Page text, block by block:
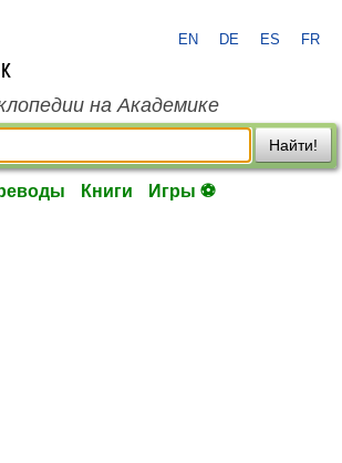
EN DE ES FR
на Академике
Найти!
Книги Игры ⚽